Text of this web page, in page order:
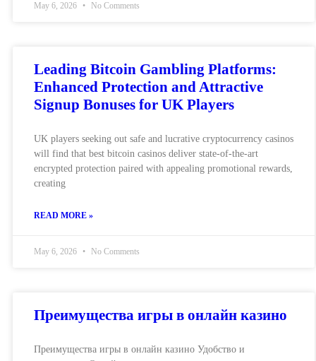
May 6, 2026 No Comments
Leading Bitcoin Gambling Platforms:
Enhanced Protection and Attractive
Signup Bonuses for UK Players
UK players seeking out safe and lucrative cryptocurrency casinos
will find that best bitcoin casinos deliver state-of-the-art
encrypted protection paired with appealing promotional rewards,
creating
READ MORE »
May 6, 2026 No Comments
Преимущества игры в онлайн казино
Преимущества игры в онлайн казино Удобство и